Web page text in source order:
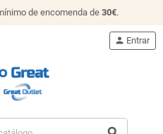
de encomenda de 30€.
person Entrar